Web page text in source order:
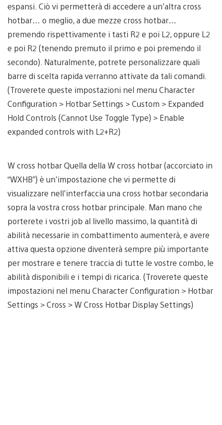
espansi. Ciò vi permetterà di accedere a un’altra cross
hotbar… o meglio, a due mezze cross hotbar…
premendo rispettivamente i tasti R2 e poi L2, oppure L2
e poi R2 (tenendo premuto il primo e poi premendo il
secondo). Naturalmente, potrete personalizzare quali
barre di scelta rapida verranno attivate da tali comandi.
(Troverete queste impostazioni nel menu Character
Configuration > Hotbar Settings > Custom > Expanded
Hold Controls (Cannot Use Toggle Type) > Enable
expanded controls with L2+R2)
W cross hotbar Quella della W cross hotbar (accorciato in
“WXHB”) è un’impostazione che vi permette di
visualizzare nell’interfaccia una cross hotbar secondaria
sopra la vostra cross hotbar principale. Man mano che
porterete i vostri job al livello massimo, la quantità di
abilità necessarie in combattimento aumenterà, e avere
attiva questa opzione diventerà sempre più importante
per mostrare e tenere traccia di tutte le vostre combo, le
abilità disponibili e i tempi di ricarica. (Troverete queste
impostazioni nel menu Character Configuration > Hotbar
Settings > Cross > W Cross Hotbar Display Settings)